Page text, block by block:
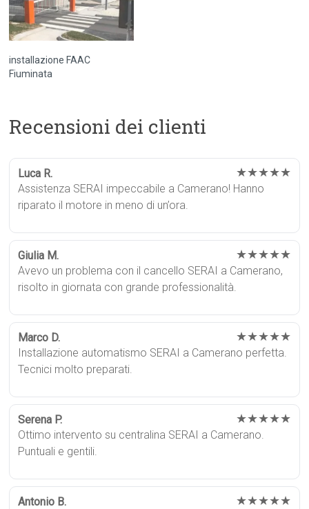
installazione FAAC
Fiuminata
Recensioni dei clienti
Luca R. ★★★★★
Assistenza SERAI impeccabile a Camerano! Hanno
riparato il motore in meno di un’ora.
Giulia M. ★★★★★
Avevo un problema con il cancello SERAI a Camerano,
risolto in giornata con grande professionalità.
Marco D. ★★★★★
Installazione automatismo SERAI a Camerano perfetta.
Tecnici molto preparati.
Serena P. ★★★★★
Ottimo intervento su centralina SERAI a Camerano.
Puntuali e gentili.
Antonio B. ★★★★★